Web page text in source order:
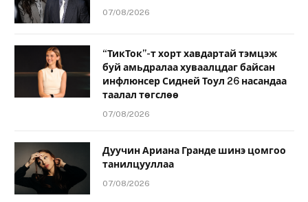
07/08/2026
“ТикТок”-т хорт хавдартай тэмцэж
буй амьдралаа хуваалцдаг байсан
инфлюнсер Сидней Тоул 26 насандаа
таалал төгслөө
07/08/2026
Дуучин Ариана Гранде шинэ цомгоо
танилцууллаа
07/08/2026